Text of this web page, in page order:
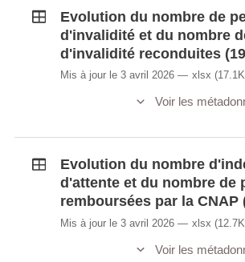
Evolution du nombre de
d'invalidité et du nombre
d'invalidité reconduites
Mis à jour le 3 avril 2026 xlsx
Voir les
Evolution du nombre
d'attente et du nombre de
remboursées par la CNAP
Mis à jour le 3 avril 2026 xlsx
Voir les